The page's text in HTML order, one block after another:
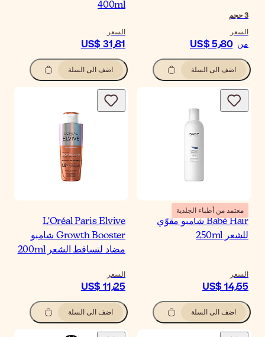
3حجم
السعر
من US$ 5٫80
اضف الى السلة
400ml
السعر
US$ 31٫81
اضف الى السلة
معتمد من أطباء الجلدية
Babé Hair شامبو مقوّي
للشعر 250ml
السعر
US$ 14٫55
اضف الى السلة
L'Oréal Paris Elvive
Growth Booster شامبو
مضاد لتساقط الشعر 200ml
السعر
US$ 11٫25
اضف الى السلة